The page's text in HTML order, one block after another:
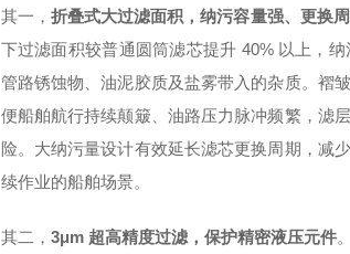
其一， 折叠式大过滤面积，纳污容量强、更换
下过滤面积较普通圆筒滤芯提升 40% 以上，
管路锈蚀物、油泥胶质及盐雾带入的杂质。褶
便船舶航行持续颠簸、油路压力脉冲频繁，滤
险。大纳污量设计有效延长滤芯更换周期，减
续作业的船舶场景。
其二， 3μm 超高精度过滤，保护精密液压元件